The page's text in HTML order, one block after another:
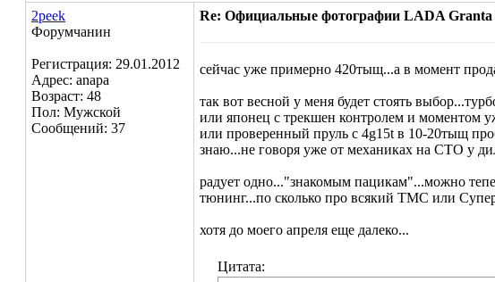
2peek
Форумчанин
Регистрация: 29.01.2012
Адрес: anapa
Возраст: 48
Пол: Мужской
Сообщений: 37
Re: Официальные фотографии LADA Granta
сейчас уже примерно 420тыщ...а в момент
так вот весной у меня будет стоять
или японец с трекшен контролем и моментом
или проверенный пруль с 4g15t в 10-20тыщ
знаю...не говоря уже от механиках на СТО у
радует одно..."знакомым пацикам"...можно
тюнинг...по сколько про всякий ТМС или
хотя до моего апреля еще далеко...
Цитата: